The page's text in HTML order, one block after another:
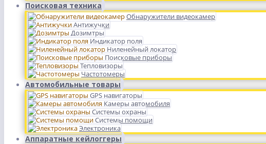
Поисковая техника
Обнаружители видеокамер
Антижучки
Дозимтры
Индикатор поля
Ниленейный локатор
Поисковые приборы
Тепловизоры
Частотомеры
Автомобильные товары
GPS навигаторы
Камеры автомобиля
Системы охраны
Системы помощи
Электроника
Аппаратные кейлоггеры